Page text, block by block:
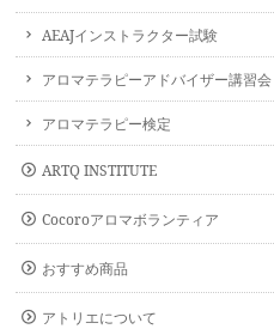
AEAJインストラクター試験
アロマテラピーアドバイザー講習会
アロマテラピー検定
ARTQ INSTITUTE
Cocoroアロマボランティア
おすすめ商品
アトリエについて